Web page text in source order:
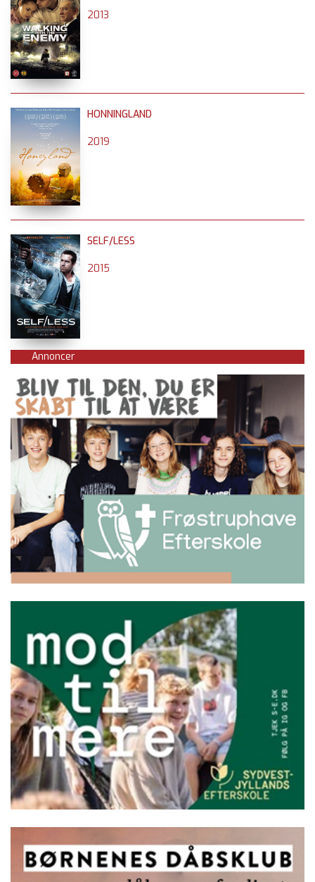
2013
HONNINGLAND
2019
SELF/LESS
2015
Annoncer